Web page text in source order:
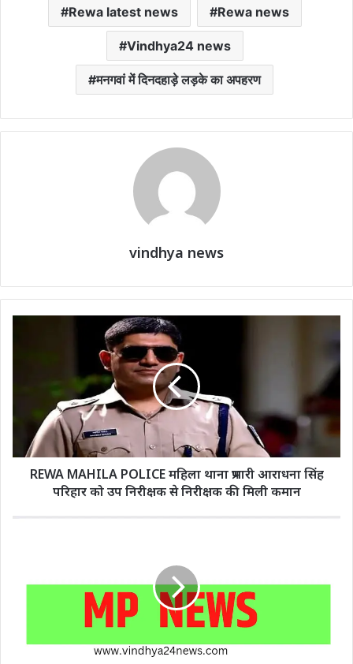
Rewa latest news Rewa news
Vindhya24 news
मनगवां में दिनदहाड़े लड़के का अपहरण
vindhya news
REWA MAHILA POLICE महिला थाना प्रभारी आराधना सिंह
परिहार को उप निरीक्षक से निरीक्षक की मिली कमान